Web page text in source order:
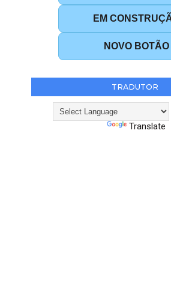
EM
NOVO BOTÃO
TRADUTOR
Translate